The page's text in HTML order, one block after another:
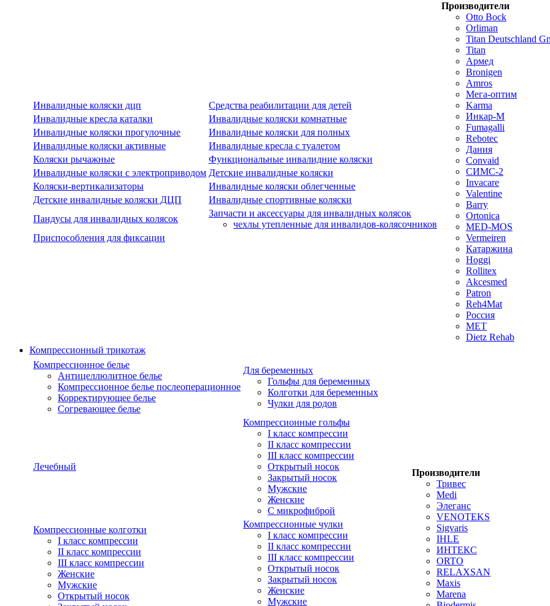
Инвалидные коляски дцп
Средства реабилитации для детей
Инвалидные кресла каталки
Инвалидные коляски комнатные
Инвалидные коляски прогулочные
Инвалидные коляски для полных
Инвалидные коляски активные
Инвалидные кресла с туалетом
Коляски рычажные
Функциональные инвалидние коляски
Инвалидные коляски с электроприводом Детские инвалидные коляски
Коляски-вертикализаторы
Инвалидные коляски облегченные
Детские инвалидные коляски ДЦП
Инвалидные спортивные коляски
Пандусы для инвалидных колясок
Запчасти и аксессуары для инвалидных колясок
чехлы утепленные для инвалидов-колясочников
Приспособления для фиксации
Производители
Otto Bock
Orliman
Titan Deutschland
Titan
Армед
Bronigen
Amros
Мега-оптим
Karma
Инкар-М
Fumagalli
Rebotec
Дания
Convaid
СИМС-2
Invacare
Valentine
Barry
Ortonica
MED-MOS
Vermeiren
Катаржина
Hoggi
Rollitex
Akcesmed
Patron
Reh4Mat
Россия
МЕТ
Dietz Rehab
Компрессионный трикотаж
Компрессионное белье
Антицеллюлитное белье
Компрессионное белье послеоперационное
Корректирующее белье
Согревающее белье
Для беременных
Гольфы для беременных
Колготки для беременных
Чулки для родов
Лечебный
Компрессионные гольфы
I класс компрессии
II класс компрессии
III класс компрессии
Открытый носок
Закрытый носок
Мужские
Женские
С микрофиброй
Компрессионные колготки
I класс компрессии
II класс компрессии
III класс компрессии
Женские
Мужские
Открытый носок
Компрессионные чулки
I класс компрессии
II класс компрессии
III класс компрессии
Открытый носок
Закрытый носок
Женские
Мужские
Производители
Тривес
Medi
Элеганс
VENOTEKS
Sigvaris
IHLE
ИНТЕКС
ORTO
RELAXSAN
Maxis
Marena